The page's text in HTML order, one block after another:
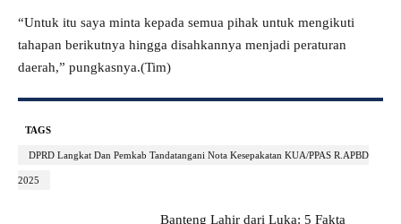
“Untuk itu saya minta kepada semua pihak untuk mengikuti
tahapan berikutnya hingga disahkannya menjadi peraturan
daerah,” pungkasnya.(Tim)
TAGS
DPRD Langkat Dan Pemkab Tandatangani Nota Kesepakatan KUA/PPAS R.APBD
2025
Banteng Lahir dari Luka: 5 Fakta